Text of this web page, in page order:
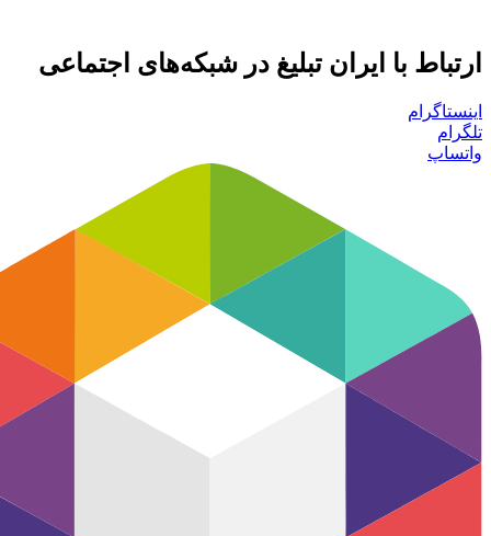
ارتباط با ایران تبلیغ در شبکه‌های اجتماعی
اینستاگرام
تلگرام
واتساپ